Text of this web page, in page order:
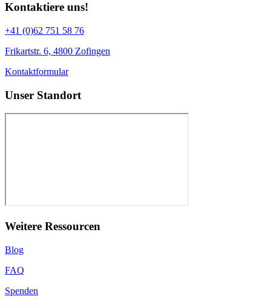
Kontaktiere uns!
+41 (0)62 751 58 76
Frikartstr. 6, 4800 Zofingen
Kontaktformular
Unser Standort
Weitere Ressourcen
Blog
FAQ
Spenden